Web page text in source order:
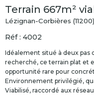
Terrain 667m²
Lézignan-Corbières (11200)
Réf : 4002
Idéalement situé à deux pas
recherché, ce terrain plat et
opportunité rare pour
Environnement privilégié,
Viabilisé, raccordé aux